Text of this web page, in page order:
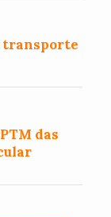
transporte
das